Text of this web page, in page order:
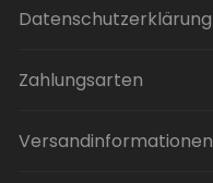
Datenschutzerklärung
Zahlungsarten
Versandinformationen